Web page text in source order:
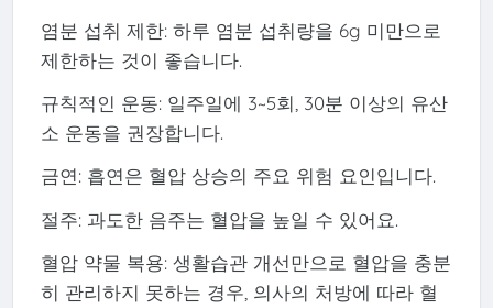
염분 섭취 제한: 하루 염분 섭취량을 6g 미만으로
제한하는 것이 좋습니다.
규칙적인 운동: 일주일에 3~5회, 30분 이상의 유산
소 운동을 권장합니다.
금연: 흡연은 혈압 상승의 주요 위험 요인입니다.
절주: 과도한 음주는 혈압을 높일 수 있어요.
혈압 약물 복용: 생활습관 개선만으로 혈압을 충분
히 관리하지 못하는 경우, 의사의 처방에 따라 혈